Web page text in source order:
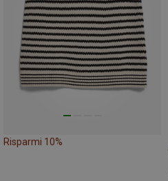
Risparmi 10%